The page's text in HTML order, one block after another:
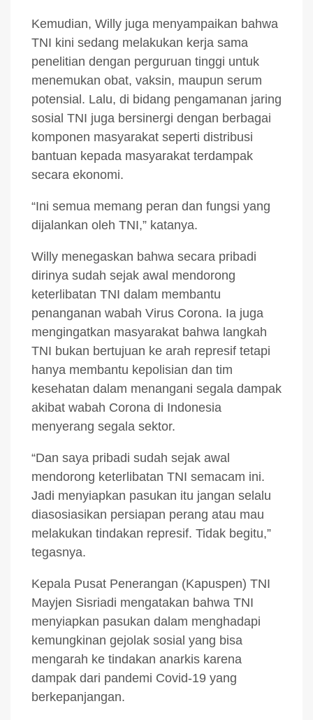
Kemudian, Willy juga menyampaikan bahwa
TNI kini sedang melakukan kerja sama
penelitian dengan perguruan tinggi untuk
menemukan obat, vaksin, maupun serum
potensial. Lalu, di bidang pengamanan jaring
sosial TNI juga bersinergi dengan berbagai
komponen masyarakat seperti distribusi
bantuan kepada masyarakat terdampak
secara ekonomi.
“Ini semua memang peran dan fungsi yang
dijalankan oleh TNI,” katanya.
Willy menegaskan bahwa secara pribadi
dirinya sudah sejak awal mendorong
keterlibatan TNI dalam membantu
penanganan wabah Virus Corona. Ia juga
mengingatkan masyarakat bahwa langkah
TNI bukan bertujuan ke arah represif tetapi
hanya membantu kepolisian dan tim
kesehatan dalam menangani segala dampak
akibat wabah Corona di Indonesia
menyerang segala sektor.
“Dan saya pribadi sudah sejak awal
mendorong keterlibatan TNI semacam ini.
Jadi menyiapkan pasukan itu jangan selalu
diasosiasikan persiapan perang atau mau
melakukan tindakan represif. Tidak begitu,”
tegasnya.
Kepala Pusat Penerangan (Kapuspen) TNI
Mayjen Sisriadi mengatakan bahwa TNI
menyiapkan pasukan dalam menghadapi
kemungkinan gejolak sosial yang bisa
mengarah ke tindakan anarkis karena
dampak dari pandemi Covid-19 yang
berkepanjangan.